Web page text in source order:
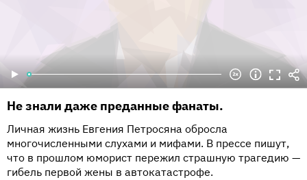
Не знали даже преданные фанаты.
Личная жизнь Евгения Петросяна обросла
многочисленными слухами и мифами. В прессе пишут,
что в прошлом юморист пережил страшную трагедию —
гибель первой жены в автокатастрофе.